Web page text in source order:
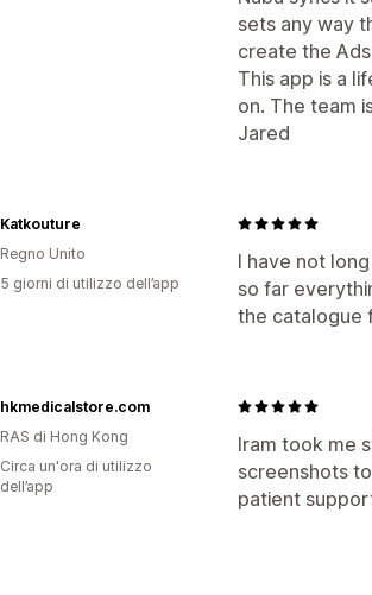
sets any way
create the
This app is a
on. The team
Jared
I have not
so far
the catalogue
Katkouture
Regno Unito
5 giorni di utilizzo dell’app
Iram took me
screenshots
patient
hkmedicalstore.com
RAS di Hong Kong
Circa un'ora di utilizzo
dell’app